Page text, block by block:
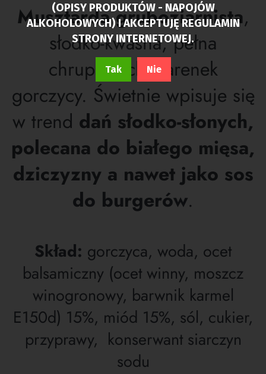
Musztarda gruboziarnista,
słodko-kwaśna, pełna
chrupiących ziarenek
gorczycy. Świetnie wpisuje się
w trend dań słodko-słonych,
polecana do białego mięsa,
dziczyzny a nawet jako sos
do burgerów.
Skład: gorczyca, woda, ocet
balsamiczny (ocet winny, moszcz
winogronowy, barwnik karmel
E150d) 15%, miód 15%, sól, cukier,
przyprawy, konserwant siarczyn
sodu
(OPISY PRODUKTÓW - NAPOJÓW
ALKOHOLOWYCH) I AKCEPTUJĘ REGULAMIN
STRONY INTERNETOWEJ.
Tak Nie